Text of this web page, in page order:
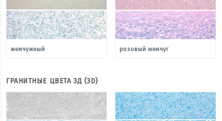
жемчужный розовый жемчуг
ГРАНИТНЫЕ ЦВЕТА 3Д (3D)